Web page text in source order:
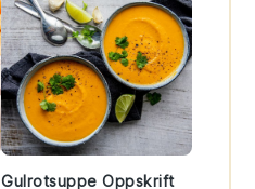
Gulrotsuppe Oppskrift